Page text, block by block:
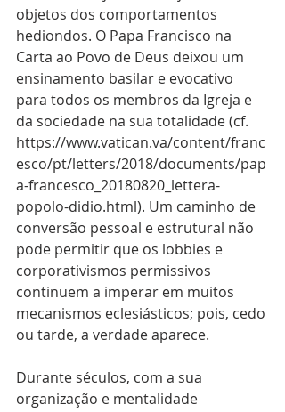
objetos dos comportamentos
hediondos. O Papa Francisco na
Carta ao Povo de Deus deixou um
ensinamento basilar e evocativo
para todos os membros da Igreja e
da sociedade na sua totalidade (cf.
https://www.vatican.va/content/franc
esco/pt/letters/2018/documents/pap
a-francesco_20180820_lettera-
popolo-didio.html). Um caminho de
conversão pessoal e estrutural não
pode permitir que os lobbies e
corporativismos permissivos
continuem a imperar em muitos
mecanismos eclesiásticos; pois, cedo
ou tarde, a verdade aparece.
Durante séculos, com a sua
organização e mentalidade